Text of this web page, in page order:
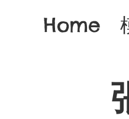
Home